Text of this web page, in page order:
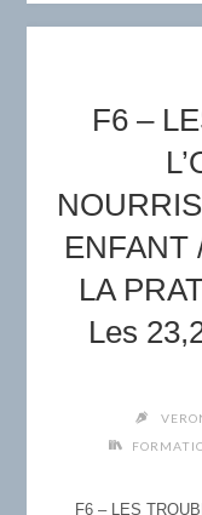
F6 –
ENFANT
LA
Les
F6 – LES